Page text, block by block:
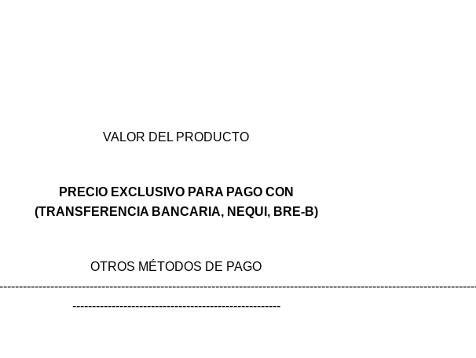
VALOR DEL PRODUCTO
PRECIO EXCLUSIVO PARA PAGO CON
(TRANSFERENCIA BANCARIA, NEQUI, BRE-B)
OTROS MÉTODOS DE PAGO
-----------------------------------------------------